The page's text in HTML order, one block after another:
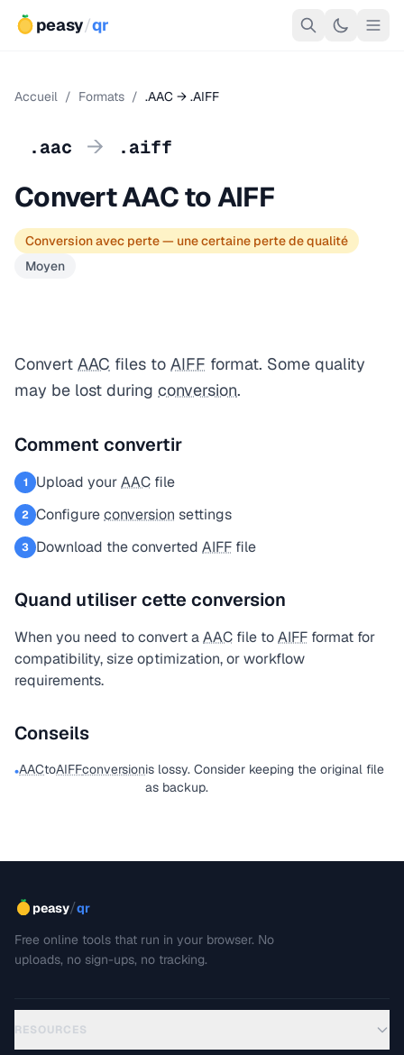
peasy/qr
Accueil / Formats / .AAC → .AIFF
.aac → .aiff
Convert AAC to AIFF
Conversion avec perte — une certaine perte de qualité
Moyen
Convert AAC files to AIFF format. Some quality
may be lost during conversion.
Comment convertir
1 Upload yourAAC file
2 Configureconversion settings
3 Download the converted AIFF file
Quand utiliser cette conversion
When you need to convert aAAC file toAIFF format for
compatibility, size optimization, or workflow
requirements.
Conseils
•AACtoAIFFconversionis lossy. Consider keeping the original file
as backup.
peasy/qr
Free online tools that run in your browser. No
uploads, no sign-ups, no tracking.
RESOURCES